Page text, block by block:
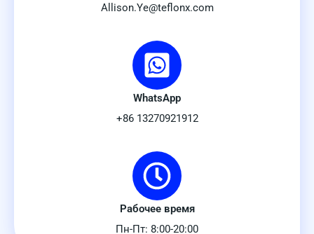
Allison.Ye@teflonx.com
WhatsApp
+86 13270921912
Рабочее время
Пн-Пт: 8:00-20:00